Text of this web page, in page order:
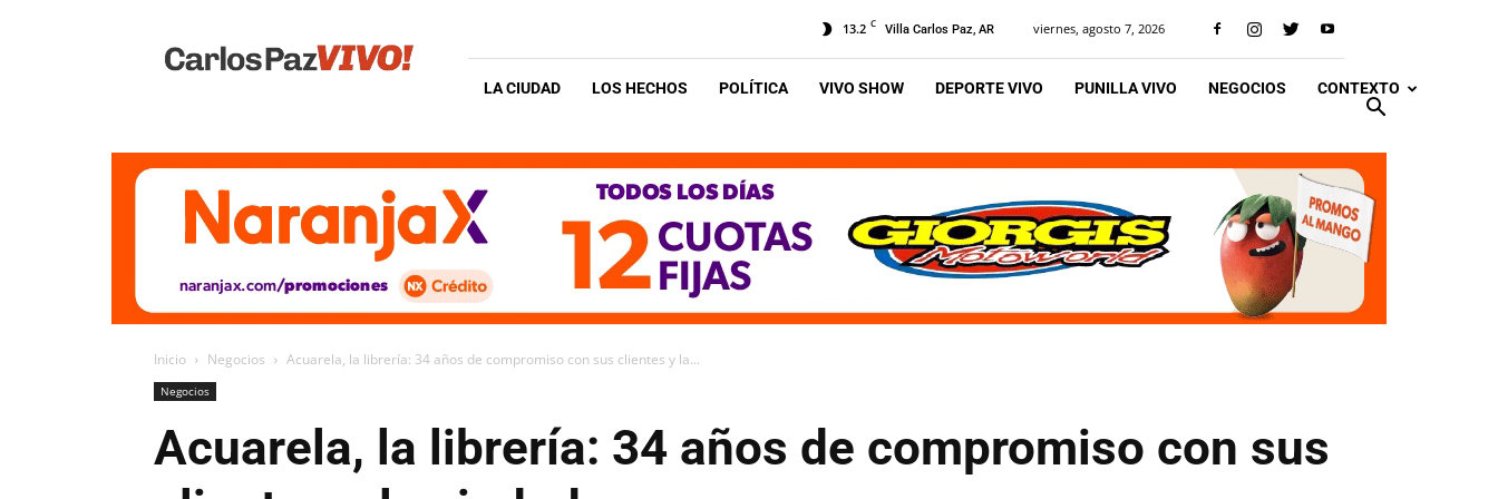
Vivo
13.2 C Villa Carlos Paz, AR viernes, agosto 7, 2026
LA CIUDAD LOS HECHOS POLÍTICA VIVO SHOW DEPORTE VIVO PUNILLA VIVO NEGOCIOS CONTEXTO
Inicio Negocios Acuarela, la librería: 34 años de compromiso con sus clientes y la...
Negocios
Acuarela, la librería: 34 años de compromiso con sus